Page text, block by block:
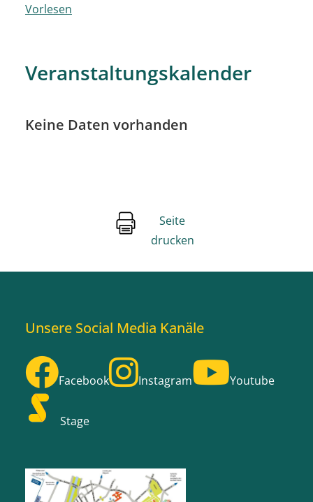
Vorlesen
Veranstaltungskalender
Keine Daten vorhanden
Seite
drucken
Unsere Social Media Kanäle
Facebook Instagram Youtube
Stage